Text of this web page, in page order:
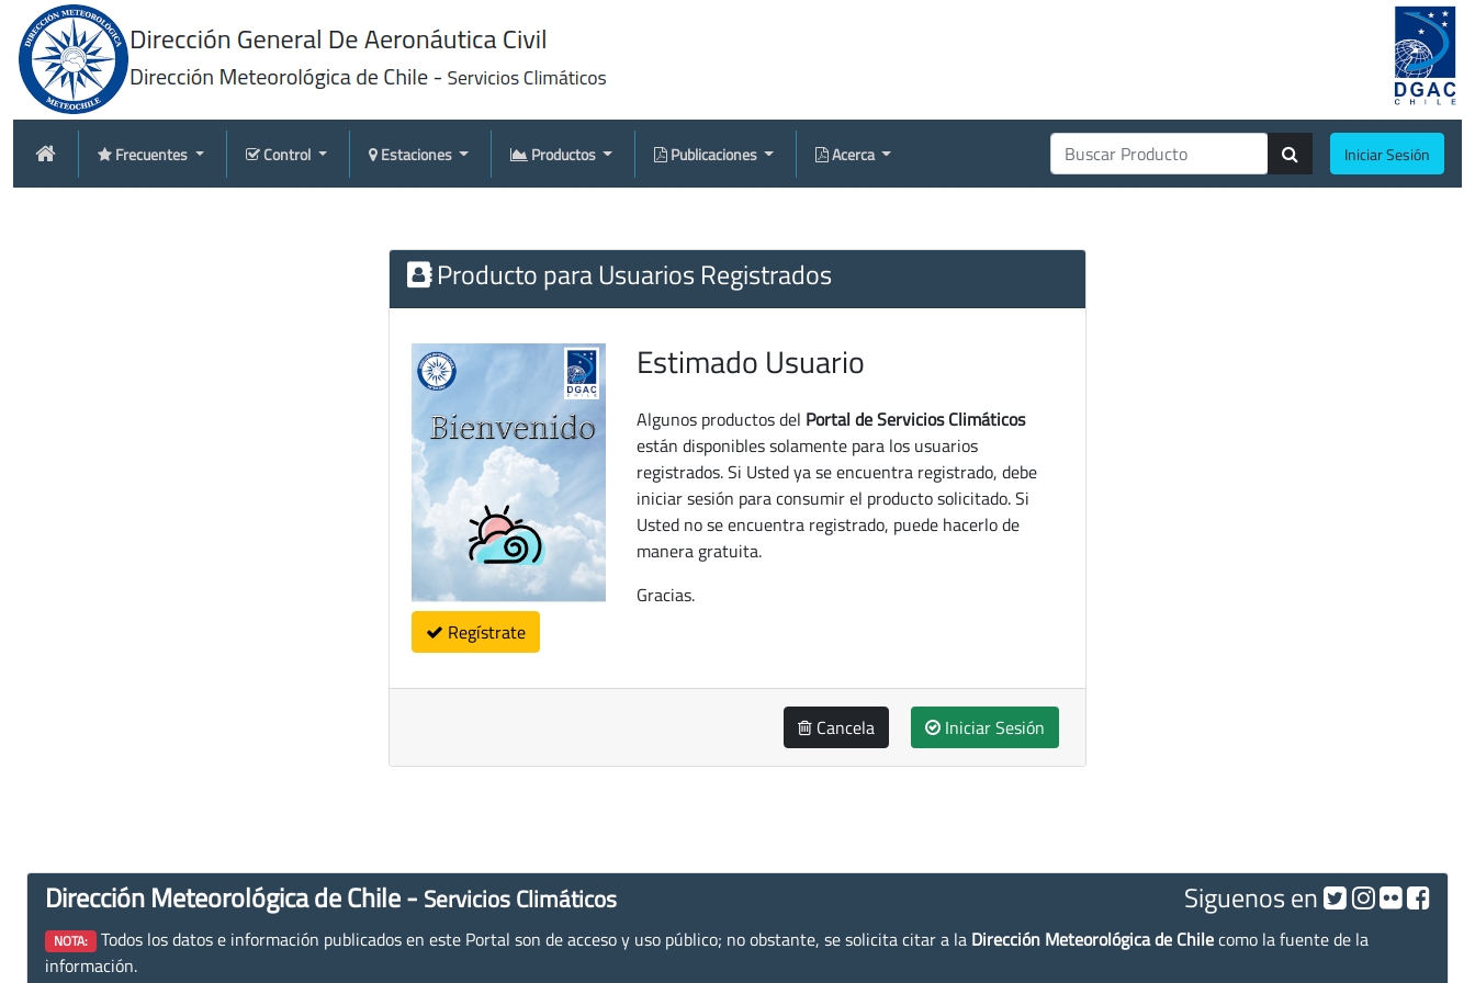
Frecuentes Control Estaciones Productos Publicaciones Acerca Iniciar Sesión
Producto para Usuarios Registrados
Regístrate
Estimado Usuario
Algunos productos del Portal de Servicios Climáticos
están disponibles solamente para los usuarios
registrados. Si Usted ya se encuentra registrado, debe
iniciar sesión para consumir el producto solicitado. Si
Usted no se encuentra registrado, puede hacerlo de
manera gratuita.
Gracias.
Cancela Iniciar Sesión
Dirección Meteorológica de Chile - Servicios Climáticos Siguenos en
NOTA: Todos los datos e información publicados en este Portal son de acceso y uso público; no obstante, se solicita citar a la Dirección Meteorológica de Chilecomo la fuente de la
información.